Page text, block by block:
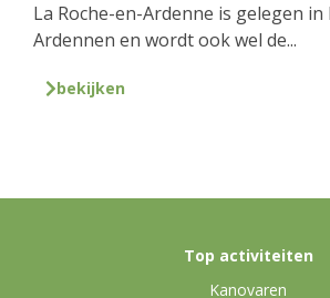
La Roche-en-Ardenne is gelegen
Ardennen en wordt ook wel de...
bekijken
Top activiteiten
Kanovaren